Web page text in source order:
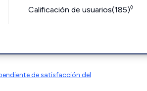
Calificación de usuarios(185)◊
de satisfacción del